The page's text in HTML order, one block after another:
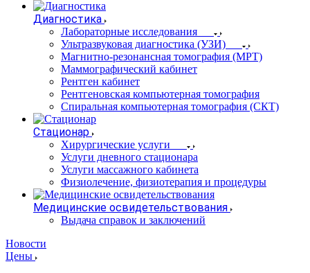
Диагностика
Лабораторные исследования
Ультразвуковая диагностика (УЗИ)
Магнитно-резонансная томография (МРТ)
Маммографический кабинет
Рентген кабинет
Рентгеновская компьютерная томография
Спиральная компьютерная томография (СКТ)
Стационар
Хирургические услуги
Услуги дневного стационара
Услуги массажного кабинета
Физиолечение, физиотерапия и процедуры
Медицинские освидетельствования
Выдача справок и заключений
Новости
Цены